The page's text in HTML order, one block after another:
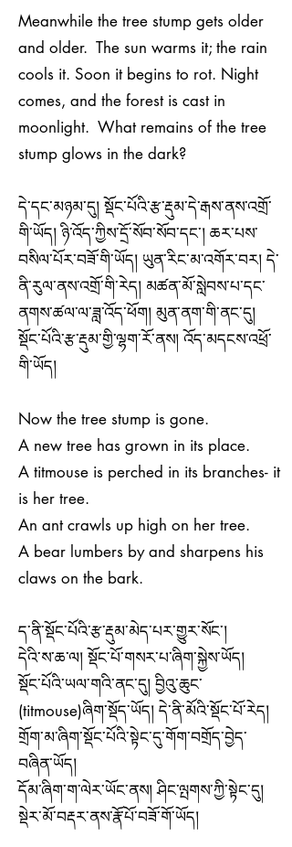
Meanwhile the tree stump gets older
and older. The sun warms it; the rain
cools it. Soon it begins to rot. Night
comes, and the forest is cast in
moonlight. What remains of the tree
stump glows in the dark?
དེ་དང་མཉམ་དུ། སྡོང་པོའི་རྩ་རྡུམ་དེ་རྒས་ནས་འགྲོ་
གི་ཡོད། ཉི་འོད་ཀྱིས་དྲོ་སོབ་སོབ་དང་། ཆར་པས་
བསིལ་པོར་བཟོ་གི་ཡོད། ཡུན་རིང་མ་འགོར་བར། དེ་
ནི་རུལ་ནས་འགྲོ་གི་རེད། མཚན་མོ་སླེབས་པ་དང་
ནགས་ཚལ་ལ་ཟླ་འོད་ཕོག། མུན་ནག་གི་ནང་དུ།
སྡོང་པོའི་རྩ་རྡུམ་གྱི་ལྷག་རོ་ནས། འོད་མདངས་འཕྲོ་
གི་ཡོད།
Now the tree stump is gone.
A new tree has grown in its place.
A titmouse is perched in its branches- it
is her tree.
An ant crawls up high on her tree.
A bear lumbers by and sharpens his
claws on the bark.
ད་ནི་སྡོང་པོའི་རྩ་རྡུམ་མེད་པར་གྱུར་སོང་།
དེའི་ས་ཆ་ལ། སྡོང་པོ་གསར་པ་ཞིག་སྐྱེས་ཡོད།
སྡོང་པོའི་ཡལ་གའི་ནང་དུ། བྱིའུ་ཆུང་
(titmouse)ཞིག་སྡོད་ཡོད། དེ་ནི་མོའི་སྡོང་པོ་རེད།
གྲོག་མ་ཞིག་སྡོང་པོའི་སྟེང་དུ་གོག་བགྲོད་བྱེད་
བཞིན་ཡོད།
དོམ་ཞིག་ག་ལེར་ཡོང་ནས། ཤིང་ལྤགས་ཀྱི་སྟེང་དུ།
སྡེར་མོ་བརྡར་ནས་རྣོ་པོ་བཟོ་གོ་ཡོད།